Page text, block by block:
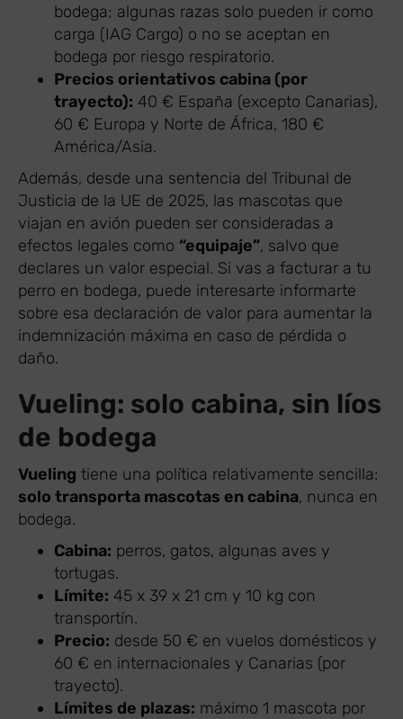
bodega; algunas razas solo pueden ir como
carga (IAG Cargo) o no se aceptan en
bodega por riesgo respiratorio.
Precios orientativos cabina (por
trayecto): 40 € España (excepto Canarias),
60 € Europa y Norte de África, 180 €
América/Asia.
Además, desde una sentencia del Tribunal de
Justicia de la UE de 2025, las mascotas que
viajan en avión pueden ser consideradas a
efectos legales como “equipaje”, salvo que
declares un valor especial. Si vas a facturar a tu
perro en bodega, puede interesarte informarte
sobre esa declaración de valor para aumentar la
indemnización máxima en caso de pérdida o
daño.
Vueling: solo cabina, sin líos
de bodega
Vueling tiene una política relativamente sencilla:
solo transporta mascotas en cabina, nunca en
bodega.
Cabina: perros, gatos, algunas aves y
tortugas.
Límite: 45 x 39 x 21 cm y 10 kg con
transportín.
Precio: desde 50 € en vuelos domésticos y
60 € en internacionales y Canarias (por
trayecto).
Límites de plazas: máximo 1 mascota por